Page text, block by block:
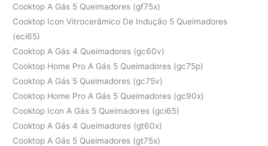
Cooktop A Gás 5 Queimadores (gf75x)
Cooktop Icon Vitrocerâmico De Indução 5 Queimadores
(eci65)
Cooktop A Gás 4 Queimadores (gc60v)
Cooktop Home Pro A Gás 5 Queimadores (gc75p)
Cooktop A Gás 5 Queimadores (gc75v)
Cooktop Home Pro A Gás 5 Queimadores (gc90x)
Cooktop Icon A Gás 5 Queimadores (gci65)
Cooktop A Gás 4 Queimadores (gt60x)
Cooktop A Gás 5 Queimadores (gt75x)